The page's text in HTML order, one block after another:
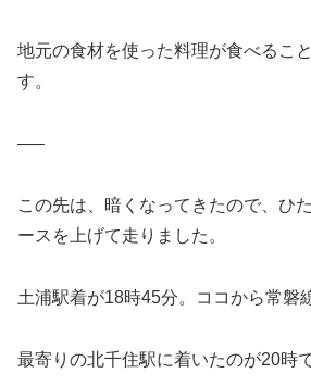
地元の食材を使った料理が食べるこ
す。
—–
この先は、暗くなってきたので、ひ
ースを上げて走りました。
土浦駅着が18時45分。ココから常磐
最寄りの北千住駅に着いたのが20時